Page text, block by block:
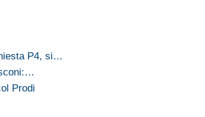
P4, si…
Prodi